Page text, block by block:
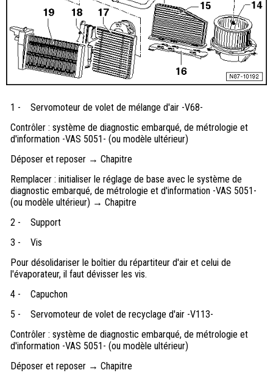
1 -
Servomoteur de volet de mélange d'air -V68-
Contrôler : système de diagnostic embarqué, de métrologie et
d'information -VAS 5051- (ou modèle ultérieur)
Déposer et reposer → Chapitre
Remplacer : initialiser le réglage de base avec le système de
diagnostic embarqué, de métrologie et d'information -VAS 5051-
(ou modèle ultérieur) → Chapitre
2 -
Support
3 -
Vis
Pour désolidariser le boîtier du répartiteur d'air et celui de
l'évaporateur, il faut dévisser les vis.
4 -
Capuchon
5 -
Servomoteur de volet de recyclage d'air -V113-
Contrôler : système de diagnostic embarqué, de métrologie et
d'information -VAS 5051- (ou modèle ultérieur)
Déposer et reposer → Chapitre